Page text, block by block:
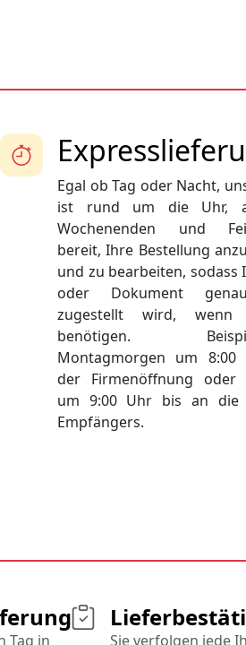
Egal ob Tag oder Nacht,
ist rund um die Uhr,
Wochenenden und
bereit, Ihre Bestellung
und zu bearbeiten, sodass
oder Dokument
zugestellt wird,
benötigen.
Montagmorgen um
der Firmenöffnung oder
um 9:00 Uhr bis an die
Empfängers.
Tag in
Sie verfolgen jede